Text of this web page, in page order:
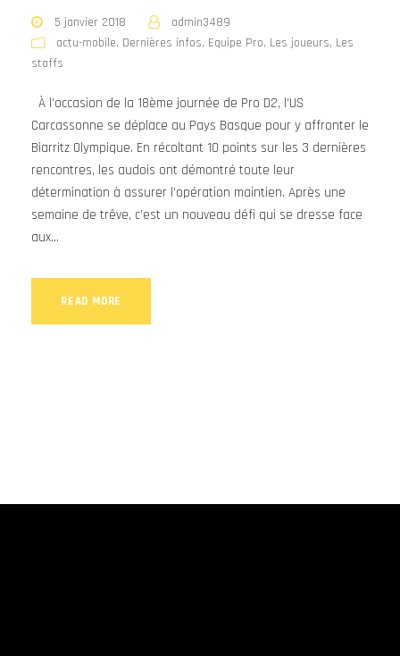
5 janvier 2018
admin3489
actu-mobile, Dernières infos, Equipe Pro, Les joueurs, Les
staffs
À l’occasion de la 18ème journée de Pro D2, l’US
Carcassonne se déplace au Pays Basque pour y affronter le
Biarritz Olympique. En récoltant 10 points sur les 3 dernières
rencontres, les audois ont démontré toute leur
détermination à assurer l’opération maintien. Après une
semaine de trêve, c’est un nouveau défi qui se dresse face
aux...
READ MORE